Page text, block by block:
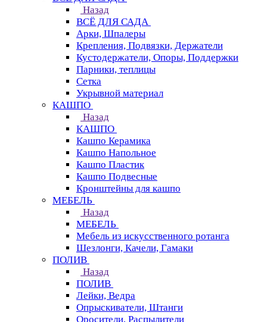
Назад
ВСЁ ДЛЯ САДА
Арки, Шпалеры
Крепления, Подвязки, Держатели
Кустодержатели, Опоры, Поддержки
Парники, теплицы
Сетка
Укрывной материал
КАШПО
Назад
КАШПО
Кашпо Керамика
Кашпо Напольное
Кашпо Пластик
Кашпо Подвесные
Кронштейны для кашпо
МЕБЕЛЬ
Назад
МЕБЕЛЬ
Мебель из искусственного ротанга
Шезлонги, Качели, Гамаки
ПОЛИВ
Назад
ПОЛИВ
Лейки, Ведра
Опрыскиватели, Штанги
Оросители, Распылители